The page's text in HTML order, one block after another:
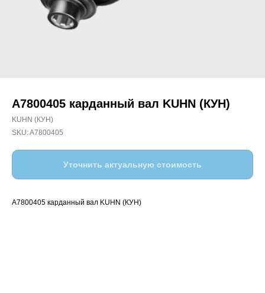
A7800405 карданный вал KUHN (КУН)
KUHN (КУН)
SKU:A7800405
Уточнить актуальную стоимость
A7800405 карданный вал KUHN (КУН)